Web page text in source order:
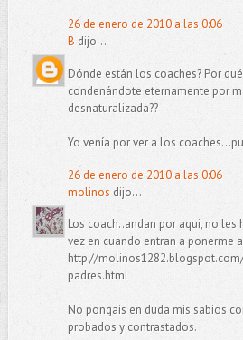
26 de enero de 2010 a las 0:06
B dijo...
Dónde están los coaches? Por
condenándote eternamente por
desnaturalizada??
Yo venía por ver a los
26 de enero de 2010 a las 0:06
molinos dijo...
Los coach..andan por aqui, no les
vez en cuando entran a ponerme
http://
padres.html
No pongais en duda mis sabios
probados y contrastados.